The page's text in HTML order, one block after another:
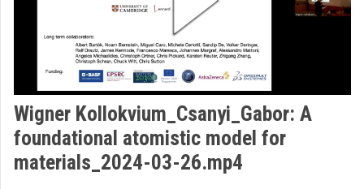
Bejelentkezés
Kategóriák
Intézményi listák
Wigner Kollokvium_Csanyi_Gabor: A
foundational atomistic model for
materials_2024-03-26.mp4